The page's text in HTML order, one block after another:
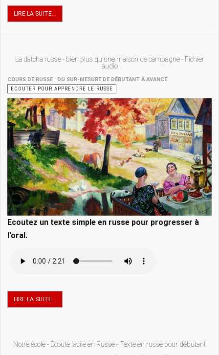
LIRE LA SUITE...
La datcha russe - bien plus qu'une maison de campagne - Fichier
audio
COURS DE RUSSE : DU SUR-MESURE DE DÉBUTANT À AVANCÉ
ECOUTER POUR APPRENDRE LE RUSSE
Ecoutez un texte simple en russe pour progresser à
l'oral.
LIRE LA SUITE...
Notre école - Écoute facile en Russe - Texte en russe pour débutant